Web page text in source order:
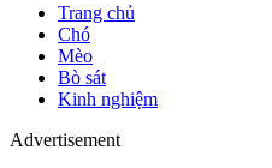
Trang chủ
Chó
Mèo
Bò sát
Kinh nghiệm
Advertisement